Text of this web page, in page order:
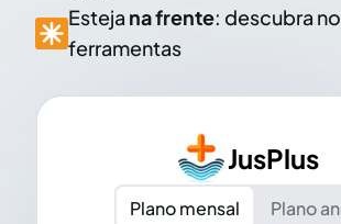
Esteja na frente: descubra
ferramentas
JusPlus
Plano mensal
Plano